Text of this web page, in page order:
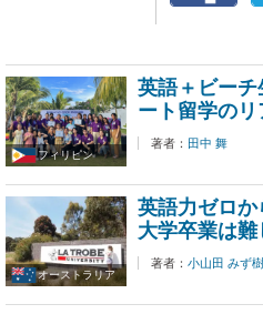
フィリピン
英語＋ビー
ート留学の
著者： 田中 舞
オーストラリア
英語力ゼロ
大学卒業は難
著者： 小山田 みず樹